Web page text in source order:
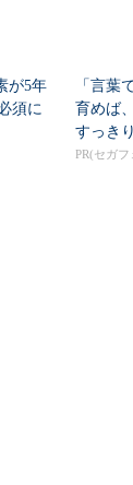
が5年
須に
「言葉
育めば
すっき
ンマン
PR(セガ